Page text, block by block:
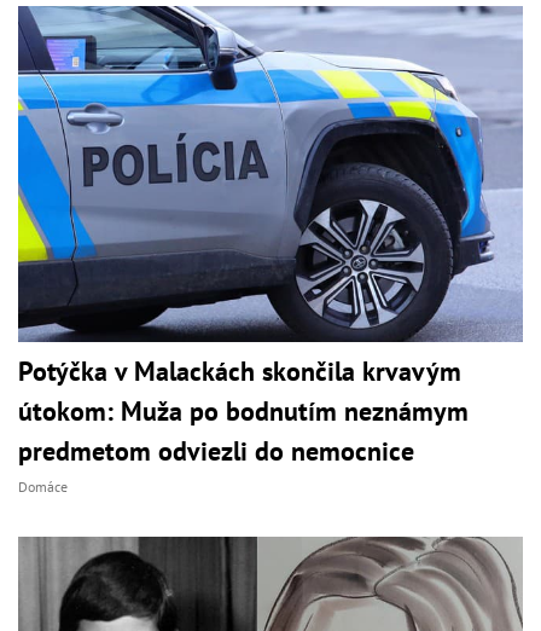
Potýčka v Malackách skončila krvavým
útokom: Muža po bodnutím neznámym
predmetom odviezli do nemocnice
Domáce